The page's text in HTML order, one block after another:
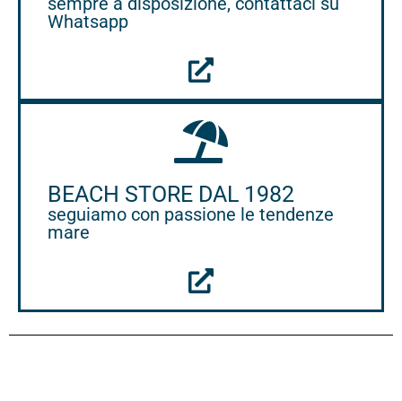
Whatsapp
BEACH STORE DAL 1982
seguiamo con passione le tendenze
mare